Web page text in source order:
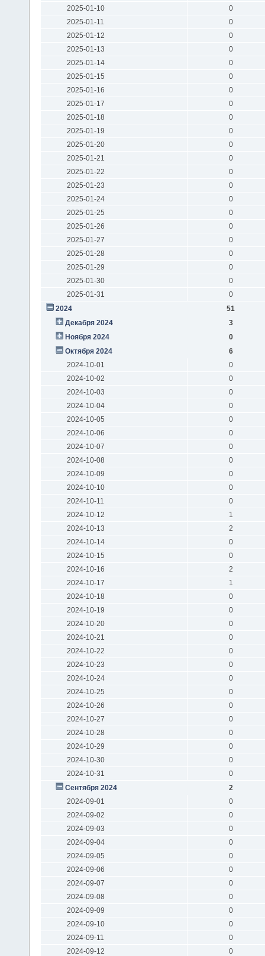
2025-01-10
0
2025-01-11
0
2025-01-12
0
2025-01-13
0
2025-01-14
0
2025-01-15
0
2025-01-16
0
2025-01-17
0
2025-01-18
0
2025-01-19
0
2025-01-20
0
2025-01-21
0
2025-01-22
0
2025-01-23
0
2025-01-24
0
2025-01-25
0
2025-01-26
0
2025-01-27
0
2025-01-28
0
2025-01-29
0
2025-01-30
0
2025-01-31
0
2024
51
Декабря 2024
3
Ноября 2024
0
Октября 2024
6
2024-10-01
0
2024-10-02
0
2024-10-03
0
2024-10-04
0
2024-10-05
0
2024-10-06
0
2024-10-07
0
2024-10-08
0
2024-10-09
0
2024-10-10
0
2024-10-11
0
2024-10-12
1
2024-10-13
2
2024-10-14
0
2024-10-15
0
2024-10-16
2
2024-10-17
1
2024-10-18
0
2024-10-19
0
2024-10-20
0
2024-10-21
0
2024-10-22
0
2024-10-23
0
2024-10-24
0
2024-10-25
0
2024-10-26
0
2024-10-27
0
2024-10-28
0
2024-10-29
0
2024-10-30
0
2024-10-31
0
Сентября 2024
2
2024-09-01
0
2024-09-02
0
2024-09-03
0
2024-09-04
0
2024-09-05
0
2024-09-06
0
2024-09-07
0
2024-09-08
0
2024-09-09
0
2024-09-10
0
2024-09-11
0
2024-09-12
0